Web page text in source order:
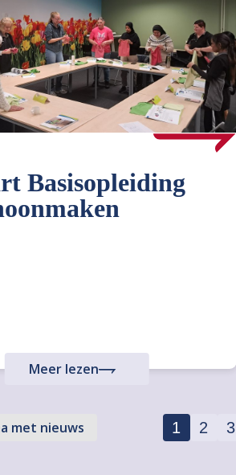
Basisopleiding
Meer lezen
met nieuws 1 2 3